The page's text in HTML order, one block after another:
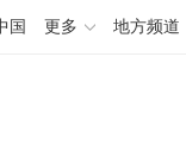
国 更多 地方频道